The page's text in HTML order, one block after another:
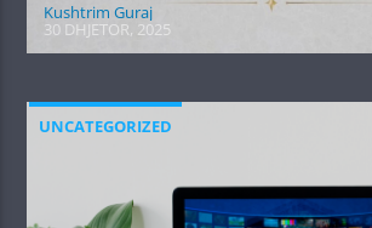
Kushtrim Guraj
30 DHJETOR, 2025
UNCATEGORIZED